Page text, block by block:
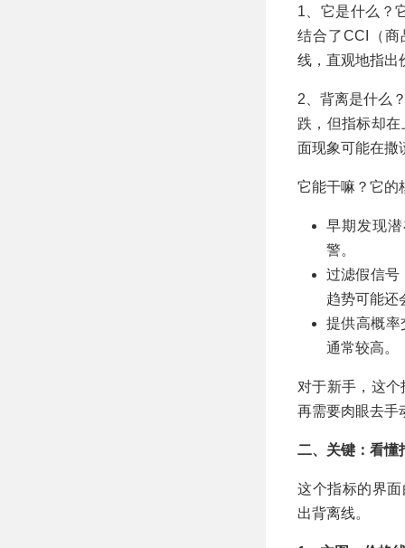
1、它是什么？
结合了CCI（
线，直观地指出
2、背离是什么
跌，但指标却在
面现象可能在撒
它能干嘛？它的
早期发现
警。
过滤假信号
趋势可能还
提供高概率
通常较高。
对于新手，这
再需要肉眼去手
二、关键：看懂
这个指标的界
出背离线。